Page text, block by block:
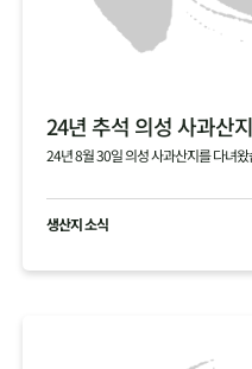
24년 추석 의성 사과산
24년 8월 30일 의성 사과산지를 다녀
생산지 소식